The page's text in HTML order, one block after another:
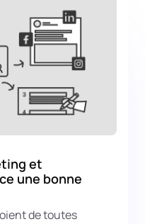
et
une bonne
de toutes